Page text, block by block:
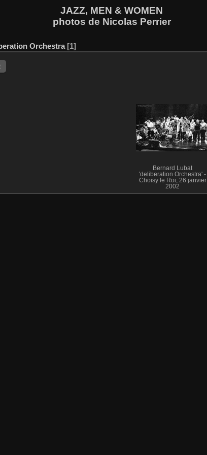
JAZZ, MEN & WOMEN
photos de Nicolas Perrier
Orchestra 1
Bernard Lubat
'deliberation Orchestra' -
Choisy le Roi, 26 janvier
2002